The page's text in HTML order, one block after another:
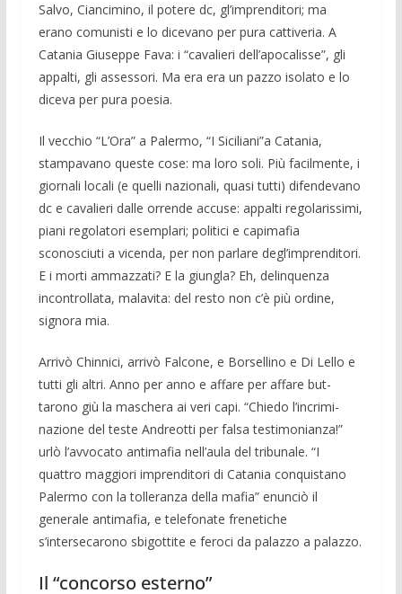
Salvo, Ciancimino, il potere dc, gl’imprenditori; ma
erano co­munisti e lo dicevano per pura cattiveria. A
Catania Giuseppe Fava: i “cavalieri dell’apocalisse”, gli
appalti, gli assessori. Ma era era un pazzo isolato e lo
diceva per pura poesia.
Il vecchio “L’Ora” a Palermo, “I Sicilia­ni”a Catania,
stampavano queste cose: ma loro soli. Più facilmente, i
giornali locali (e quelli nazionali, quasi tutti) difendeva­no
dc e cavalieri dalle orrende accuse: ap­palti regolarissimi,
piani regolatori esem­plari; politici e capimafia
sconosciuti a vicenda, per non parlare degl’imprendito­ri.
E i morti ammazzati? E la giungla? Eh, delinquenza
incontrollata, malavita: del resto non c’è più ordine,
signora mia.
Arrivò Chinnici, arrivò Fal­cone, e Bor­sellino e Di Lello e
tutti gli al­tri. Anno per anno e affare per affare but­
tarono giù la maschera ai veri capi. “Chiedo l’incrimi­
nazione del teste An­dreotti per falsa testi­monianza!”
urlò l’avvocato antimafia nell’aula del tribuna­le. “I
quattro maggio­ri imprenditori di Catania conqui­stano
Palermo con la tolleranza della mafia” enunciò il
genera­le antimafia, e telefonate frenetiche
s’intersecarono sbigottite e fe­roci da pa­lazzo a palazzo.
Il “concorso esterno”